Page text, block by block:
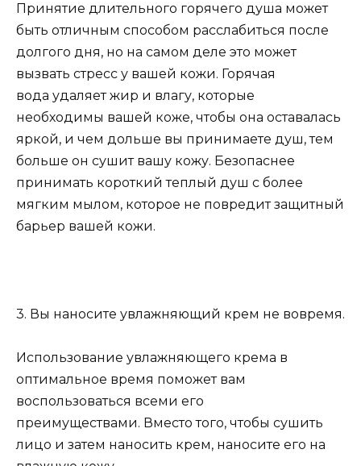
Принятие длительного горячего душа может
быть отличным способом расслабиться после
долгого дня, но на самом деле это может
вызвать стресс у вашей кожи. Горячая
вода удаляет жир и влагу, которые
необходимы вашей коже, чтобы она оставалась
яркой, и чем дольше вы принимаете душ, тем
больше он сушит вашу кожу. Безопаснее
принимать короткий теплый душ с более
мягким мылом, которое не повредит защитный
барьер вашей кожи.
3. Вы наносите увлажняющий крем не вовремя.
Использование увлажняющего крема в
оптимальное время поможет вам
воспользоваться всеми его
преимуществами. Вместо того, чтобы сушить
лицо и затем наносить крем, наносите его на